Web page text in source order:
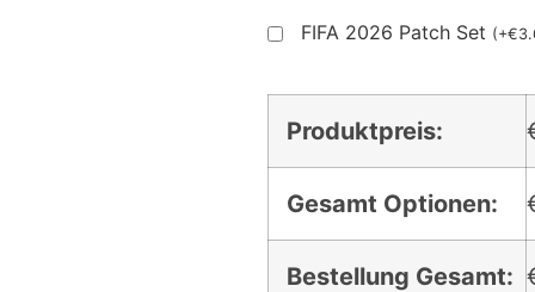
FIFA 2026 Patch Set (+€
Produktpreis:
Gesamt Optionen:
Bestellung Gesamt: